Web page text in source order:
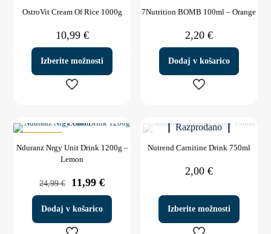
različic.
lahko
izberete
na
izdelka
različic.
lahko
izberete
na
izdelka
OstroVit Cream Of Rice 1000g
10,99 €
Izberite možnosti
ima
različic.
Možnosti
izberete
na
strani
7Nutrition BOMB 100ml – Orange
2,20 €
Dodaj v košarico
Nduranz Nrgy Unit Drink 1200g –
Lemon
24,99€
Izvirna
cena
je
24,99 €.
11,99€Trenutna
cena
11,99 €.
Dodaj v košarico
Razprodano
Nutrend Carnitine Drink 750ml
2,00 €
Izberite možnosti